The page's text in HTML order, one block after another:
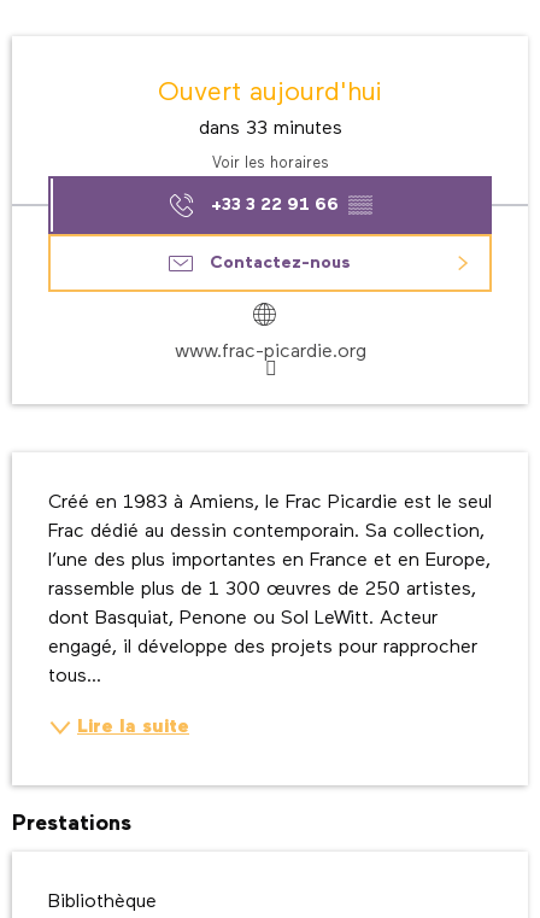
Ouvert aujourd'hui
dans 33 minutes
Voir les horaires
+33 3 22 91 66 ▒▒
Contactez-nous
www.frac-picardie.org
Créé en 1983 à Amiens, le Frac Picardie est le seul
Frac dédié au dessin contemporain. Sa collection,
l’une des plus importantes en France et en Europe,
rassemble plus de 1 300 œuvres de 250 artistes,
dont Basquiat, Penone ou Sol LeWitt. Acteur
engagé, il développe des projets pour rapprocher
tous...
Lire la suite
Prestations
Bibliothèque